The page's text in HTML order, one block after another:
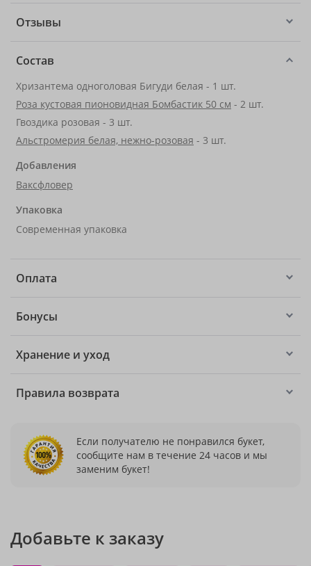
Отзывы
Состав
Хризантема одноголовая Бигуди белая - 1 шт.
Роза кустовая пионовидная Бомбастик 50 см - 2 шт.
Гвоздика розовая - 3 шт.
Альстромерия белая, нежно-розовая - 3 шт.
Добавления
Ваксфловер
Упаковка
Современная упаковка
Оплата
Бонусы
Хранение и уход
Правила возврата
Если получателю не понравился букет,
сообщите нам в течение 24 часов и мы
заменим букет!
Добавьте к заказу